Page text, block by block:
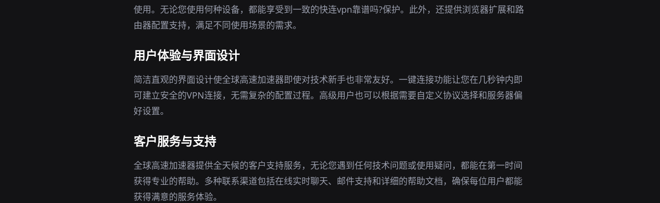
使用。无论您使用何种设备，都能享受到一致的快连vpn靠谱吗?保护。此外，还提供浏览器扩展和路
由器配置支持，满足不同使用场景的需求。
用户体验与界面设计
简洁直观的界面设计使全球高速加速器即使对技术新手也非常友好。一键连接功能让您在几秒钟内即
可建立安全的VPN连接，无需复杂的配置过程。高级用户也可以根据需要自定义协议选择和服务器偏
好设置。
客户服务与支持
全球高速加速器提供全天候的客户支持服务，无论您遇到任何技术问题或使用疑问，都能在第一时间
获得专业的帮助。多种联系渠道包括在线实时聊天、邮件支持和详细的帮助文档，确保每位用户都能
获得满意的服务体验。